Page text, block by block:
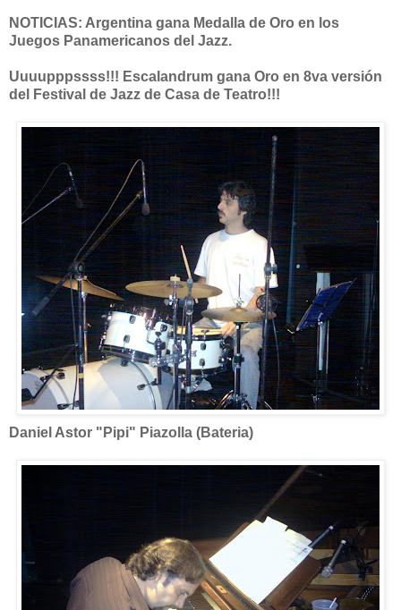
NOTICIAS: Argentina gana Medalla de Oro en los
Juegos Panamericanos del Jazz.
Uuuupppssss!!! Escalandrum gana Oro en 8va versión
del Festival de Jazz de Casa de Teatro!!!
Daniel Astor "Pipi" Piazolla (Bateria)